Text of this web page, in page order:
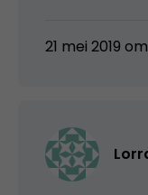
21 mei 2019